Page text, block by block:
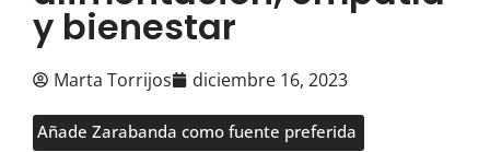
y bienestar
Marta Torrijos diciembre 16, 2023
Añade Zarabanda como fuente preferida